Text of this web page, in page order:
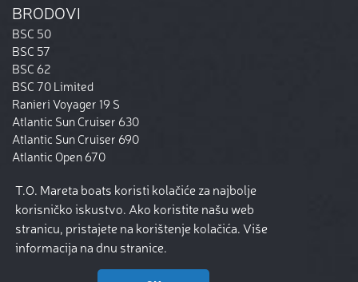
T.O. Mareta boats koristi kolačiće za najbolje
korisničko iskustvo. Ako koristite našu web
stranicu, pristajete na korištenje kolačića. Više
informacija na dnu stranice.
BRODOVI
BSC 50
BSC 57
BSC 62
BSC 70 Limited
Ranieri Voyager 19 S
Atlantic Sun Cruiser 630
Atlantic Sun Cruiser 690
Atlantic Open 670
Ryck 280
Bavaria 37 Cruiser